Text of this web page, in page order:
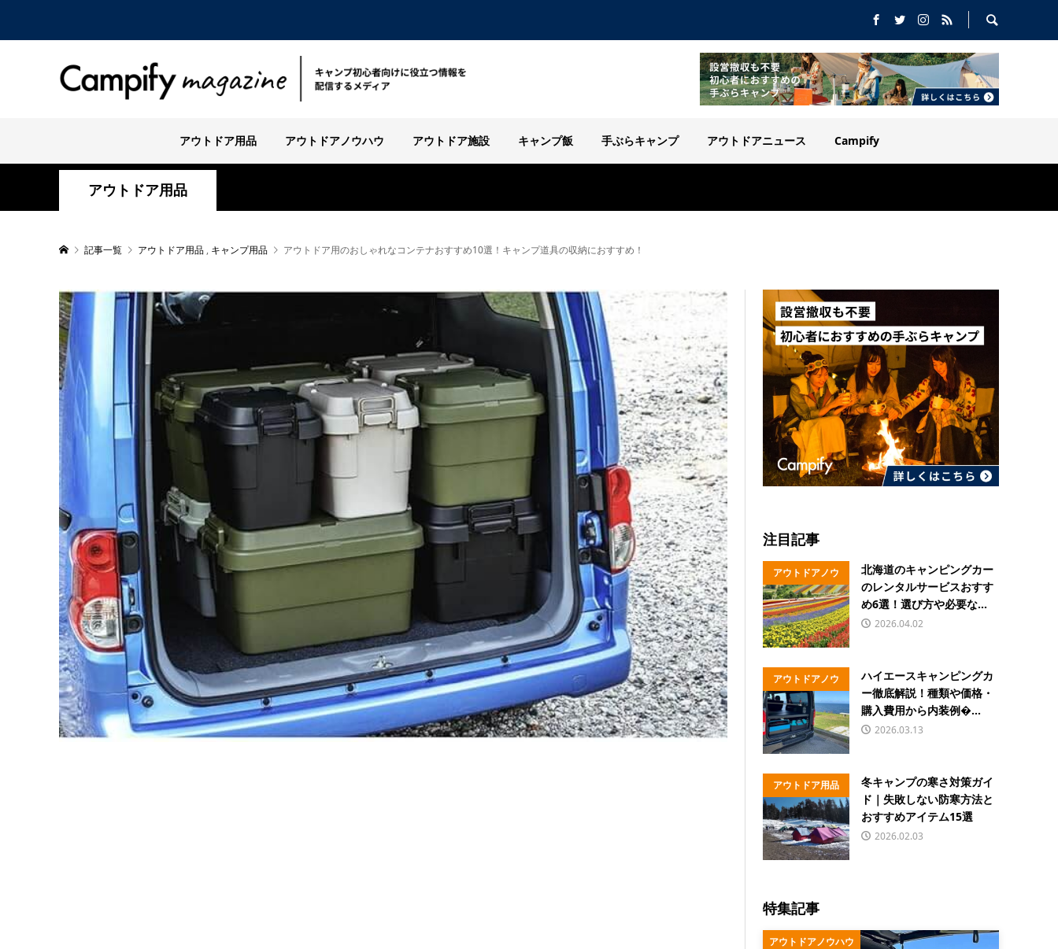
アウトドア用品 アウトドアノウハウ アウトドア施設 キャンプ飯 手ぶらキャンプ アウトドアニュース Campify
アウトドア用品
記事一覧 アウトドア用品 , キャンプ用品 アウトドア用のおしゃれなコンテナおすすめ10選！キャンプ道具の収納におすすめ！
注目記事
アウトドアノウ
ハウ
北海道のキャンピングカー
のレンタルサービスおすす
め6選！選び方や必要な...
2026.04.02
アウトドアノウ
ハウ
ハイエースキャンピングカ
ー徹底解説！種類や価格・
購入費用から内装例�...
2026.03.13
アウトドア用品
冬キャンプの寒さ対策ガイ
ド｜失敗しない防寒方法と
おすすめアイテム15選
2026.02.03
特集記事
アウトドアノウハウ